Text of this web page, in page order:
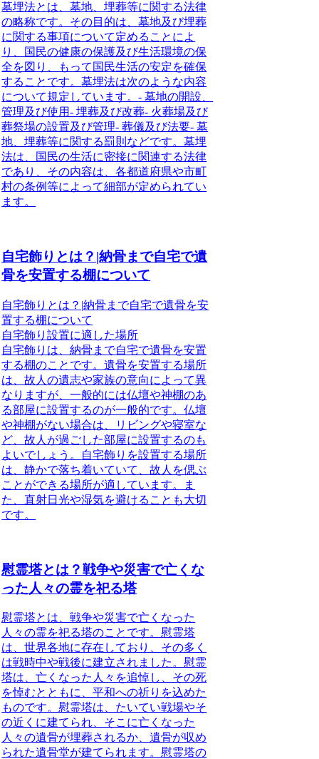
墓埋法とは、墓地、埋葬等に関する法律
の略称です。その目的は、墓地及び埋葬
に関する事項について定めることによ
り、国民の健康の保護及び生活環境の保
全を図り、もって国民生活の安定を確保
することです。墓埋法は次のような内容
について規定しています。- 墓地の開設、
管理及び使用- 埋葬及び改葬- 火葬場及び
葬祭場の設置及び管理- 葬儀及び法要- 墓
地、埋葬等に関する罰則などです。墓埋
法は、国民の生活に密接に関連する法律
であり、その内容は、各都道府県や市町
村の条例等によって細部が定められてい
ます。
自宅飾りとは？|納骨まで自宅で遺
骨を安置する棚について
自宅飾りとは？|納骨まで自宅で遺骨を安
置する棚について
自宅飾り設置に適した場所
自宅飾りは、納骨まで自宅で遺骨を安置
する棚のことです。遺骨を安置する場所
は、故人の遺志や家族の意向によって異
なりますが、一般的には仏壇や神棚のあ
る部屋に設置するのが一般的です。仏壇
や神棚がない場合は、
リビングや寝室な
ど、故人が過ごした部屋に設置するのも
よいでしょう。
自宅飾りを設置する場所
は、静かで落ち着いていて、故人を偲ぶ
ことができる場所が適しています。ま
た、直射日光や湿気を避ける ことも大切
です。
慰霊塔とは？戦争や災害で亡くな
った人々の霊を祀る塔
慰霊塔とは、戦争や災害で亡くなった
人々の霊を祀る塔のことです。慰霊塔
は、世界各地に存在しており、その多く
は戦時中や戦後に建立されました。慰霊
塔は、亡くなった人々を追悼し、その死
を悼むとともに、平和への祈りを込めた
ものです。慰霊塔は、たいてい戦場やそ
の近くに建てられ、そこに亡くなった
人々の遺骨が埋葬されるか、遺骨が収め
られた遺骨堂が建てられます。慰霊塔の